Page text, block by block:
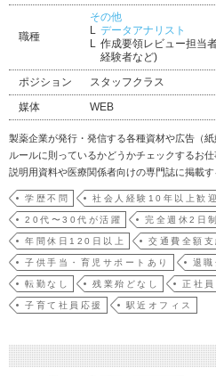
職種
その他
データアナリスト
作成要領レビュー担当
経験者など)
ポジション
スタッフクラス
媒体
WEB
製薬企業が発行・発信する各種資材や広告（
ルールに則っているかどうかチェックするお
説明用資料や医療関係者向けの専門誌に掲載
製品情報概要／専門誌掲載広告／製品説明用
記録集／文献別刷 など■作成要領とは？■日
報概要等に…
学歴不問 社会人経験10年以上歓迎
20代〜30代が活躍 完全週休2日制
年間休日120日以上 交通費全額支
子供手当・育児サポートあり 退職
転勤なし 残業殆どなし 正社員
子育て社員応援 駅近オフィス